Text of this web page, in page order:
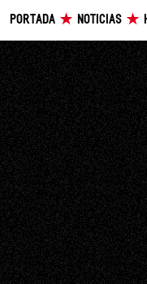
PORTADA NOTICIAS